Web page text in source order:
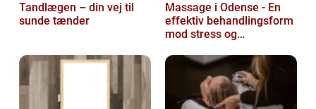
Tandlægen – din vej til
sunde tænder
Massage i Odense - En
effektiv behandlingsform
mod stress og